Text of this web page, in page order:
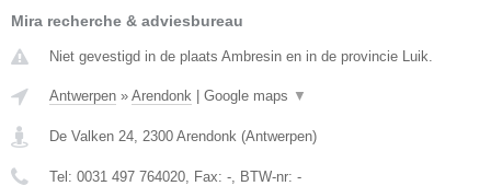
Mira recherche & adviesbureau
Niet gevestigd in de plaats Ambresin en in de provincie Luik.
Antwerpen » Arendonk Google maps ▼
De Valken 24 2300 Arendonk (Antwerpen)
Tel: 0031 497 764020 , Fax: - , BTW-nr: -